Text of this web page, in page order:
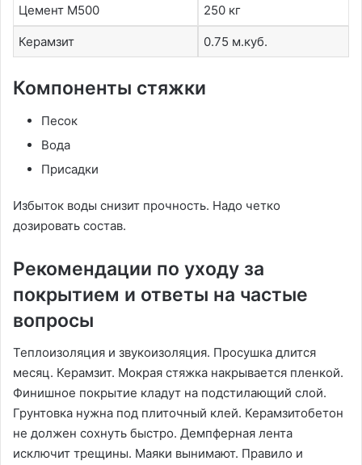
Цемент М500 250 кг
Керамзит 0.75 м.куб.
Компоненты стяжки
Песок
Вода
Присадки
Избыток воды снизит прочность. Надо четко
дозировать состав.
Рекомендации по уходу за
покрытием и ответы на частые
вопросы
Теплоизоляция и звукоизоляция. Просушка длится
месяц. Керамзит. Мокрая стяжка накрывается пленкой.
Финишное покрытие кладут на подстилающий слой.
Грунтовка нужна под плиточный клей. Керамзитобетон
не должен сохнуть быстро. Демпферная лента
исключит трещины. Маяки вынимают. Правило и